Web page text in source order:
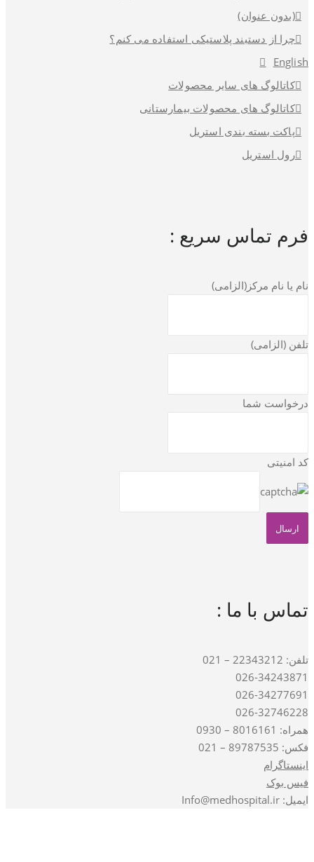
(بدون عنوان)
چرا از دستبند پلاستیکی استفاده می کنم؟
English
کاتالوگ های سایر محصولات
کاتالوگ های محصولات بیمارستانی
پاکت بسته بندی استریل
رول استریل
فرم تماس سریع :
نام یا نام مرکز(الزامی)
تلفن (الزامی)
درخواست شما
کد امنیتی
تماس با ما :
تلفن: 22343212 – 021
026-34243871
026-34277691
026-32746228
همراه: 8016161 – 0930
فکس: 89787535 – 021
اینستاگرام
فیس بوک
ایمیل: Info@medhospital.ir